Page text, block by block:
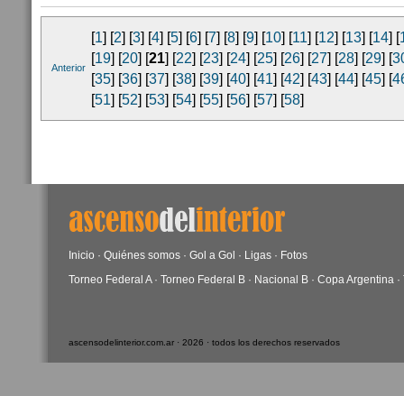
Anterior
[1] [2] [3] [4] [5] [6] [7] [8] [9] [10] [11] [12] [13] [14] [
[19] [20] [21] [22] [23] [24] [25] [26] [27] [28] [29] [
[35] [36] [37] [38] [39] [40] [41] [42] [43] [44] [45] [
[51] [52] [53] [54] [55] [56] [57] [58]
Inicio · Quiénes somos · Gol a Gol · Ligas · Fotos
Torneo Federal A· Torneo Federal B · Nacional B · Copa Argentina ·
ascensodelinterior.com.ar · 2026 · todos los derechos reservados